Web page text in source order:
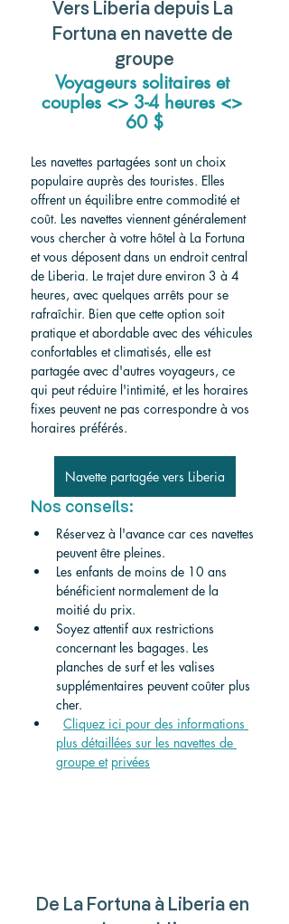
Vers Liberia depuis La
Fortuna en navette de
groupe
Voyageurs solitaires et
couples <> 3-4 heures <>
60 $
Les navettes partagées sont un choix
populaire auprès des touristes. Elles
offrent un équilibre entre commodité et
coût. Les navettes viennent généralement
vous chercher à votre hôtel à La Fortuna
et vous déposent dans un endroit central
de Liberia. Le trajet dure environ 3 à 4
heures, avec quelques arrêts pour se
rafraîchir. Bien que cette option soit
pratique et abordable avec des véhicules
confortables et climatisés, elle est
partagée avec d'autres voyageurs, ce
qui peut réduire l'intimité, et les horaires
fixes peuvent ne pas correspondre à vos
horaires préférés.
Navette partagée vers Liberia
Nos conseils:
Réservez à l'avance car ces navettes
peuvent être pleines.
Les enfants de moins de 10 ans
bénéficient normalement de la
moitié du prix.
Soyez attentif aux restrictions
concernant les bagages. Les
planches de surf et les valises
supplémentaires peuvent coûter plus
cher.
Cliquez ici pour des informations
plus détaillées sur les navettes de
groupe et privées
De La Fortuna à Liberia en